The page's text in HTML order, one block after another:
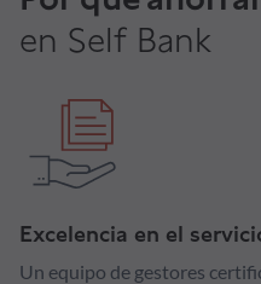
en Self Bank
Excelencia en el
Un equipo de gestores